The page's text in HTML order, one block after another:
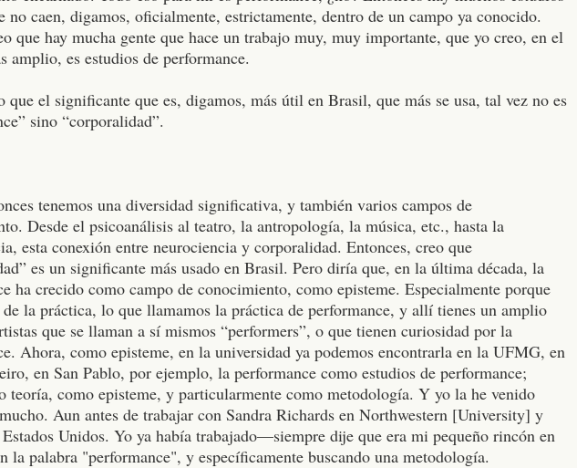
no caen, digamos, oficialmente, estrictamente, dentro de un campo ya conocido.
que hay mucha gente que hace un trabajo muy, muy importante, que yo creo, en el
amplio, es estudios de performance.
que el significante que es, digamos, más útil en Brasil, que más se usa, tal vez no es
sino “corporalidad”.
tenemos una diversidad significativa, y también varios campos de
Desde el psicoanálisis al teatro, la antropología, la música, etc., hasta la
esta conexión entre neurociencia y corporalidad. Entonces, creo que
es un significante más usado en Brasil. Pero diría que, en la última década, la
ha crecido como campo de conocimiento, como episteme. Especialmente porque
la práctica, lo que llamamos la práctica de performance, y allí tienes un amplio
que se llaman a sí mismos “performers”, o que tienen curiosidad por la
Ahora, como episteme, en la universidad ya podemos encontrarla en la UFMG, en
en San Pablo, por ejemplo, la performance como estudios de performance;
teoría, como episteme, y particularmente como metodología. Y yo la he venido
Aun antes de trabajar con Sandra Richards en Northwestern [University] y
Unidos. Yo ya había trabajado—siempre dije que era mi pequeño rincón en
palabra "performance", y específicamente buscando una metodología.